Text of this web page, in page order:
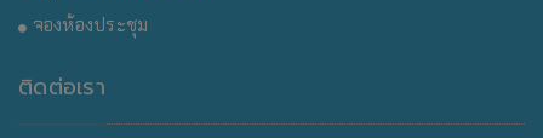
จองห้องประชุม
ติดต่อเรา